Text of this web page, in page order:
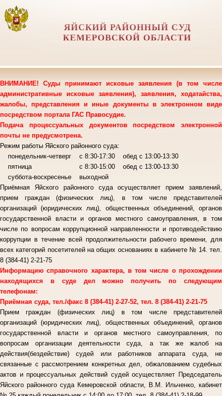
ЯЙСКИЙ РАЙОННЫЙ СУД
КЕМЕРОВСКОЙ ОБЛАСТИ
ВНИМАНИЕ! Суды принимают исковые заявления (в том числе
административные исковые заявления), заявления, ходатайства,
жалобы, представления и иные документы в электронном виде
посредством портала ГАС Правосудие.
Подача процессуальных документов посредством электронной
почты не предусмотрена.
Режим работы Яйского районного суда:
понедельник-четверг с 8:30-17:30 обед с 13:00-13:30
пятница с 8:30-15:00 обед с 13:00-13:30
суббота-воскресенье выходной
Приёмная Яйского районного суда осуществляет прием заявлений,
прием граждан (физических лиц), в том числе представителей
организаций (юридических лиц), общественных объединений, органов
государственной власти и органов местного самоуправления, в том
числе по вопросам коррупционной направленности и противодействию
коррупции в течение всей продолжительности рабочего времени, для
всех категорий посетителей на общих основаниях в кабинете № 14. тел.
8 (384-41) 2-21-75
Информацию справочного характера, в том числе о прохождении
находящихся в суде дел можно получить по следующим
телефонам:
Приёмная суда, тел./факс 8 (384-41) 2-27-52, тел. 8 (384-41) 2-21-75
Прием граждан (физических лиц) в том числе представителей
организаций (юридических лиц), общественных объединений, органов
государственной власти и органов местного самоуправления, по
вопросам организации деятельности суда, а так же жалоб на
действия(бездействие) судей или работников аппарата суда, не
связанные с рассмотрением конкретных дел, обжалованием судебных
актов и процессуальных действий судей осуществляет Председатель
Яйского районного суда Кемеровской области, В.М. Ильченко, кабинет